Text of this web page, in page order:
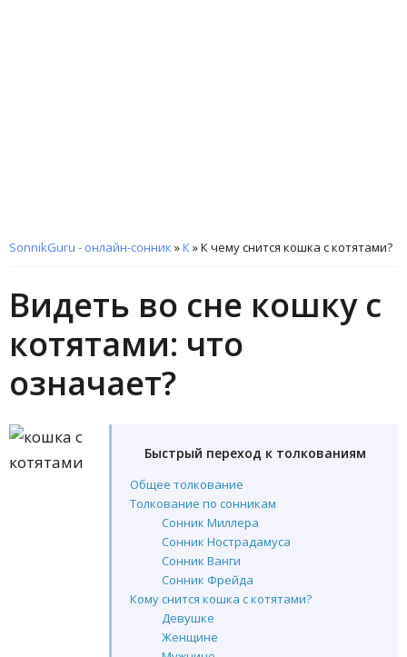
SonnikGuru - онлайн-сонник »К»К чему снится кошка с котятами?
Видеть во сне кошку с
котятами: что
означает?
Быстрый переход к толкованиям
Общее толкование
Толкование по сонникам
Сонник Миллера
Сонник Нострадамуса
Сонник Ванги
Сонник Фрейда
Кому снится кошка с котятами?
Девушке
Женщине